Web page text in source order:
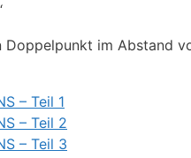
Doppelpunkt im Abstand
– Teil 1
– Teil 2
– Teil 3